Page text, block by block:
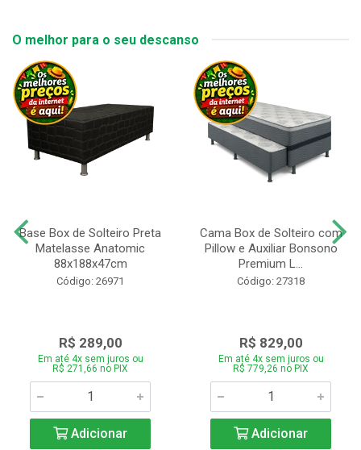
O melhor para o seu descanso
Base Box de Solteiro Preta
Matelasse Anatomic
88x188x47cm
Código: 26971
R$ 289,00
Em até 4x sem juros ou
R$ 271,66 no PIX
Adicionar
Cama Box de Solteiro com
Pillow e Auxiliar Bonsono
Premium L...
Código: 27318
R$ 829,00
Em até 4x sem juros ou
R$ 779,26 no PIX
Adicionar